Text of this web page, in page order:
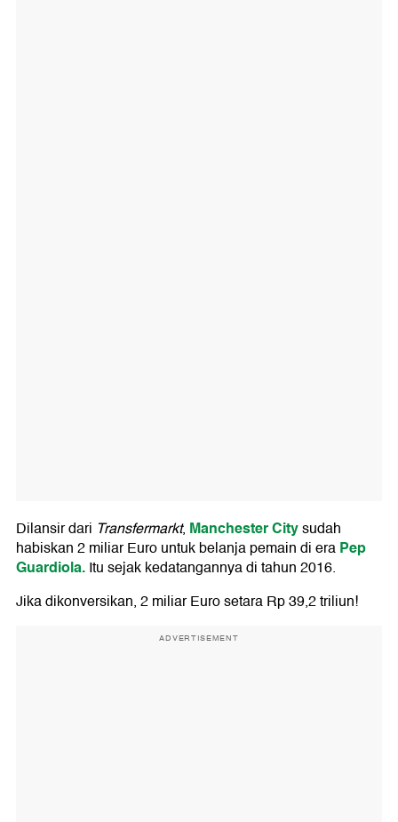
Dilansir dari Transfermarkt, Manchester Citysudah
habiskan 2 miliar Euro untuk belanja pemain di eraPep
Guardiola.Itu sejak kedatangannya di tahun 2016.
Jika dikonversikan, 2 miliar Euro setara Rp 39,2 triliun!
ADVERTISEMENT